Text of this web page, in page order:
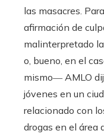
las masacres.
afirmación de
malinterpretado
o, bueno, en el
mismo― AMLO
jóvenes en un
relacionado con
drogas en el área